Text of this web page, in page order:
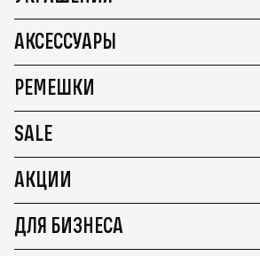
АКСЕССУАРЫ
РЕМЕШКИ
SALE
АКЦИИ
ДЛЯ БИЗНЕСА